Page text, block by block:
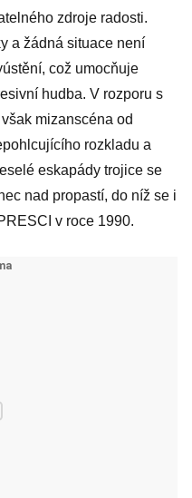
zdroje radosti.
a žádná situace není
což umocňuje
hudba. V rozporu s
mizanscéna od
rozkladu a
eskapády trojice se
nad propastí, do níž se i
v roce 1990.